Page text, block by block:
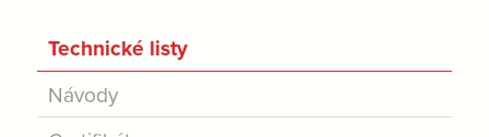
Technické listy
Návody